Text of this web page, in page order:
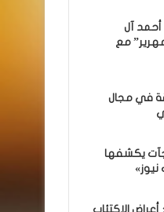
آل
مع
في مجال
يكشفها
نيوز»
الاكتئاب